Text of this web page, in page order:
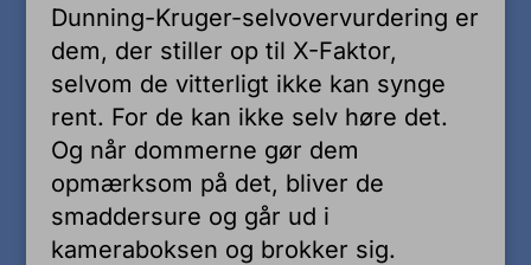
Dunning-Kruger-selvovervurdering er
dem, der stiller op til X-Faktor,
selvom de vitterligt ikke kan synge
rent. For de kan ikke selv høre det.
Og når dommerne gør dem
opmærksom på det, bliver de
smaddersure og går ud i
kameraboksen og brokker sig.